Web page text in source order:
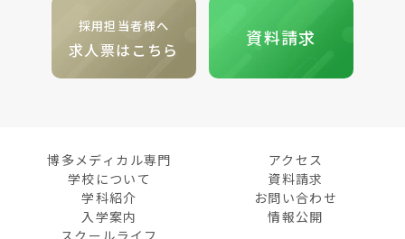
採用担当者様へ
求人票はこちら
資料請求
博多メディカル専門
学校について
学科紹介
入学案内
アクセス
資料請求
お問い合わせ
情報公開